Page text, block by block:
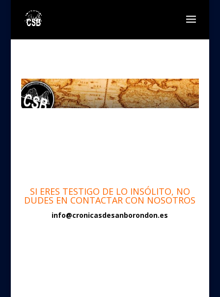
SI ERES TESTIGO DE LO INSÓLITO, NO
DUDES EN CONTACTAR CON NOSOTROS
info@cronicasdesanborondon.es